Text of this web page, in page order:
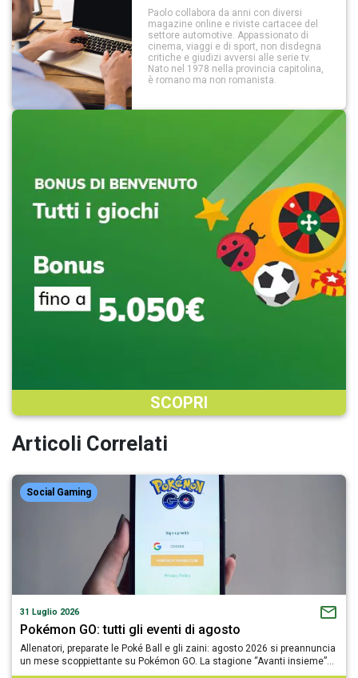
Paolo collabora da anni con diversi
magazine online e riviste cartacee del
settore automotive. Appassionato di
cinema, viaggi e di sport, non disdegna
critiche e giudizi avversi alle serie tv.
Nato nel 1978 nella provincia capitolina,
è romano ma non romanista.
SCOPRI
Articoli Correlati
Social Gaming
31 Luglio 2026
Pokémon GO: tutti gli eventi di agosto
Allenatori, preparate le Poké Ball e gli zaini: agosto 2026 si preannuncia
un mese scoppiettante su Pokémon GO. La stagione “Avanti insieme”…